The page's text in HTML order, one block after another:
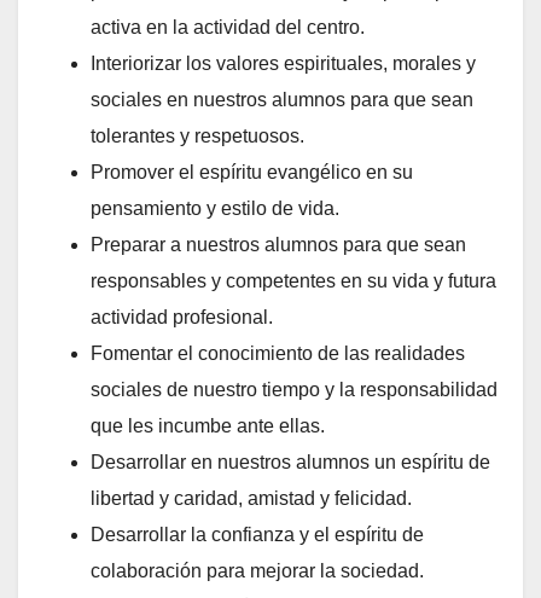
activa en la actividad del centro.
Interiorizar los valores espirituales, morales y
sociales en nuestros alumnos para que sean
tolerantes y respetuosos.
Promover el espíritu evangélico en su
pensamiento y estilo de vida.
Preparar a nuestros alumnos para que sean
responsables y competentes en su vida y futura
actividad profesional.
Fomentar el conocimiento de las realidades
sociales de nuestro tiempo y la responsabilidad
que les incumbe ante ellas.
Desarrollar en nuestros alumnos un espíritu de
libertad y caridad, amistad y felicidad.
Desarrollar la confianza y el espíritu de
colaboración para mejorar la sociedad.